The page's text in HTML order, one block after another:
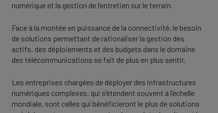
numérique et la gestion de l’entretien sur le terrain.
Face à la montée en puissance de la connectivité, le besoin
de solutions permettant de rationaliser la gestion des
actifs, des déploiements et des budgets dans le domaine
des télécommunications se fait de plus en plus sentir.
Les entreprises chargées de déployer des infrastructures
numériques complexes, qui s’étendent souvent à l’échelle
mondiale, sont celles qui bénéficieront le plus de solutions